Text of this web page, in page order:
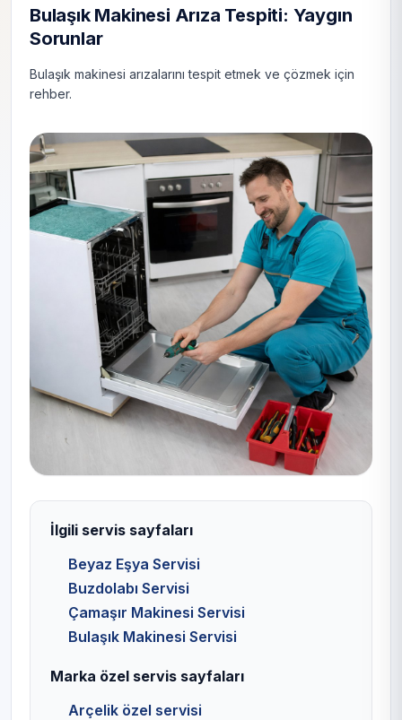
Bulaşık Makinesi Arıza Tespiti: Yaygın
Sorunlar
Bulaşık makinesi arızalarını tespit etmek ve çözmek için
rehber.
İlgili servis sayfaları
Beyaz Eşya Servisi
Buzdolabı Servisi
Çamaşır Makinesi Servisi
Bulaşık Makinesi Servisi
Marka özel servis sayfaları
Arçelik özel servisi